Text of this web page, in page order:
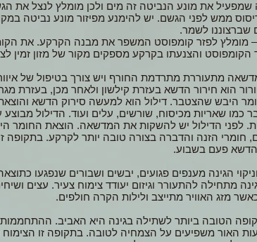
את מונע הנביטה זה מים ולכן מומלץ לנצל את
ממש לפני הגשם. יש להימנע מפיזור מונע נביטה
שברצוננו לשמר.
מומלץ לפזר קומפוסט המשפר את מבנה הקרקע. את
הקומפוסט והצנעתו בקרקע מספקים מקור של מזון זמין
מתעוררת מתרדמת החורף ויש צורך בטיפול של
הוא חירור הדשא בעזרת קילשון ולאחר מכן, בעזרת
היבש שהצטבר. דילול הוא למעשה סירוק הדשא והוצאת
כמו שאריות מכיסוח, שורשים, עלים ועוד. הדילול מבוצע
לפני הדילול יש להשקות את המדשאה. הוצאת החומר
חומרי הזנה והדברה בצורה טובה יותר לקרקע. בתקופה
פעם בשבוע.
וניקוי הגינה מענפים פגועים, יבשים ושבורים שנפגעו
מתחילה להתעורר וגיזום יעודד צימוח צעיר. עצים
מזג האוויר מתייצב ולילות הקרה חולפים.
הטובה ביותר לשתילה בגינה היא האביב.
האור משפיעים על הצמחיה לטובה. בתקופה זו הצימוח